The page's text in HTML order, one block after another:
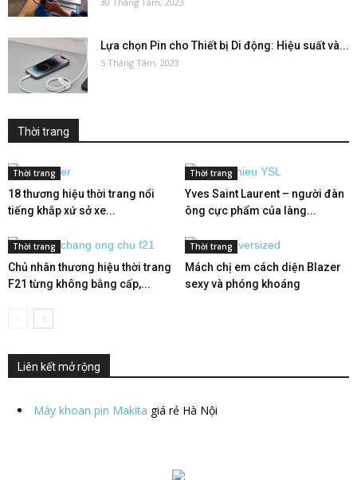
Lựa chọn Pin cho Thiết bị Di động: Hiệu suất và...
5 Tháng Tám, 2023
Thời trang
Thời trang
18 thương hiệu thời trang nổi
tiếng khắp xứ sở xe...
Thời trang
Yves Saint Laurent – người đàn
ông cực phẩm của làng...
Thời trang
Chủ nhân thương hiệu thời trang
F21 từng không bằng cấp,...
Thời trang
Mách chị em cách diện Blazer
sexy và phóng khoáng
Liên kết mở rộng
Máy khoan pin Makita giá rẻ Hà Nội